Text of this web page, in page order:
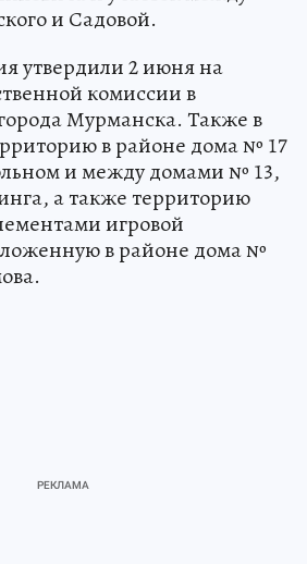
и Садовой.
утвердили 2 июня на
комиссии в
Мурманска. Также в
в районе дома № 17
и между домами № 13,
а также территорию
игровой
в районе дома №